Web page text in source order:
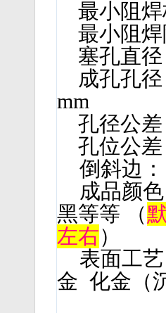
最小
最小
塞孔
成孔
mm
孔径
孔位
倒斜
成品
黑等等 （
左右）
表面
金 化金（